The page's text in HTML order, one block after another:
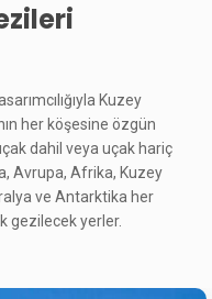
Kuzey
her köşesine özgün
dahil veya uçak hariç
Avrupa, Afrika, Kuzey
ve Antarktika her
gezilecek yerler.